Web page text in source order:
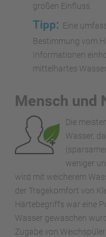
großen Einfluss.
Tipp: Eine
Bestimmung vom
Informationen
mittelhartes
Mensch und
Die
Wasser,
weniger
wird mit weicherem
der Tragekomfort von
Härtebegriffs war eine
Wasser gewaschen
Zugabe von